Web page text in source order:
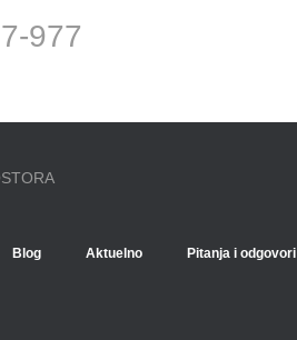
977
Blog Aktuelno Pitanja i odgovori